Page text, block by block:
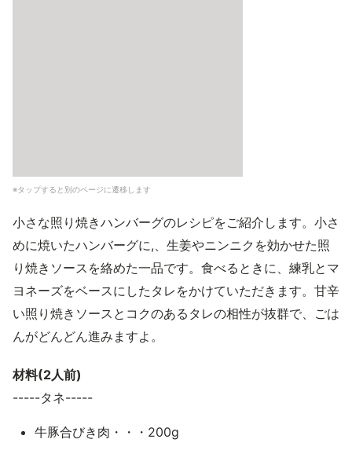
※タップすると別のページに遷移します
小さな照り焼きハンバーグのレシピをご紹介します。小さ
めに焼いたハンバーグに,、生姜やニンニクを効かせた照
り焼きソースを絡めた一品です。食べるときに、練乳とマ
ヨネーズをベースにしたタレをかけていただきます。甘辛
い照り焼きソースとコクのあるタレの相性が抜群で、ごは
んがどんどん進みますよ。
材料(2人前)
-----タネ-----
牛豚合びき肉・・・200g